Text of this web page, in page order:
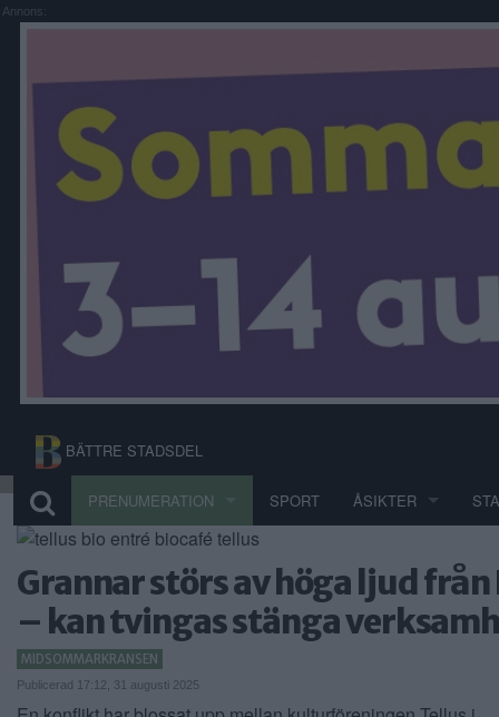
Annons:
BÄTTRE STADSDEL
PRENUMERATION SPORT ÅSIKTER
Grannar störs av höga ljud från
– kan tvingas stänga
MIDSOMMARKRANSEN
Publicerad 17:12, 31 augusti 2025